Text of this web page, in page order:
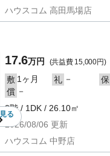
ハウスコム 高田馬場店
見る
17.6万円 (共益費 15,000円)
敷 1ヶ月 礼 － 保
償 －
2階 / 1DK / 26.10㎡
2026/08/06 更新
ハウスコム 中野店